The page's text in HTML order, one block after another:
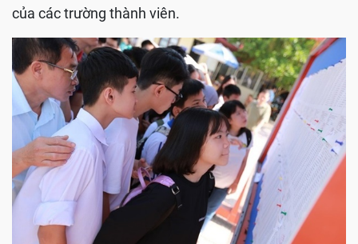
của các trường thành viên.